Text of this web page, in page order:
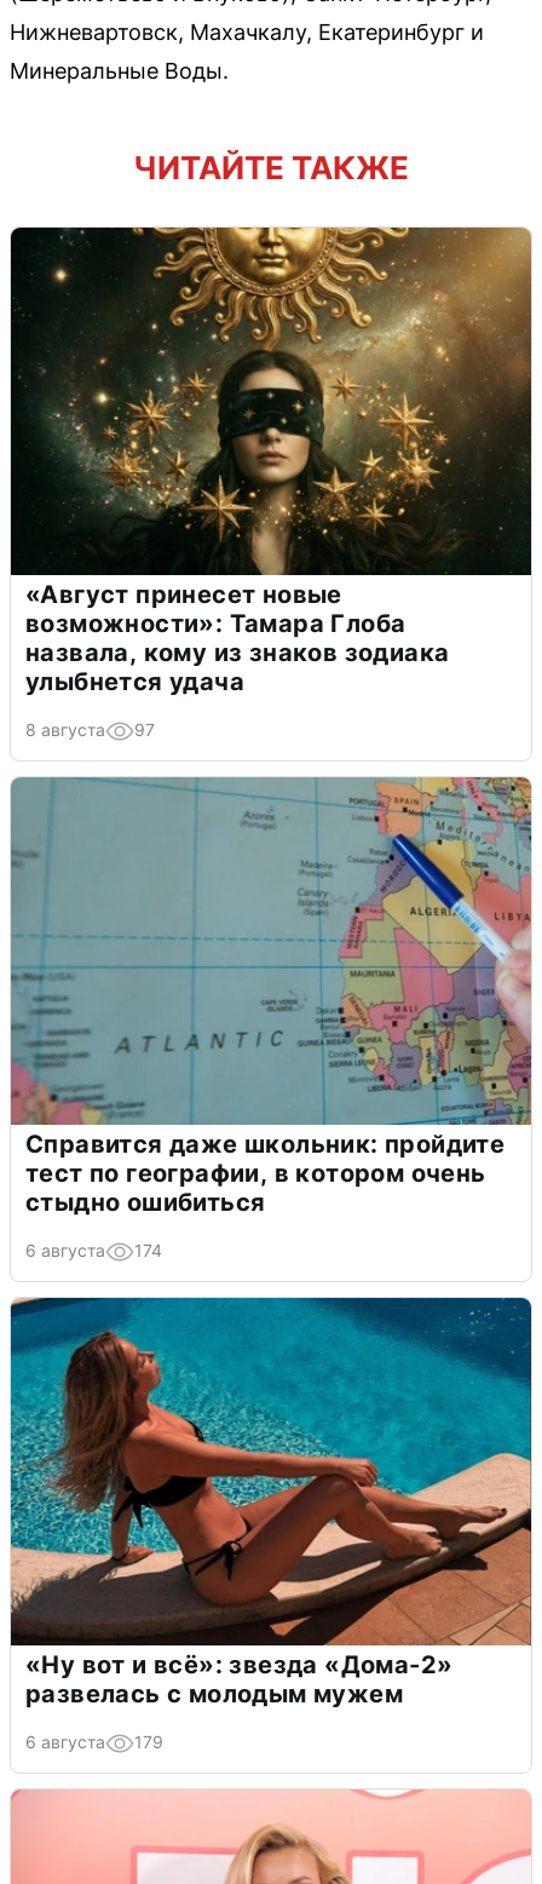
Нижневартовск, Махачкалу, Екатеринбург и
Минеральные Воды.
ЧИТАЙТЕ ТАКЖЕ
«Август принесет новые
возможности»: Тамара Глоба
назвала, кому из знаков зодиака
улыбнется удача
8 августа 97
Справится даже школьник: пройдите
тест по географии, в котором очень
стыдно ошибиться
6 августа 174
«Ну вот и всё»: звезда «Дома-2»
развелась с молодым мужем
6 августа 179